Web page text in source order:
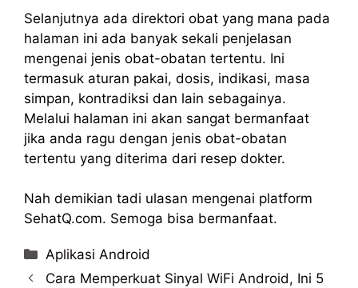
Selanjutnya ada direktori obat yang mana pada
halaman ini ada banyak sekali penjelasan
mengenai jenis obat-obatan tertentu. Ini
termasuk aturan pakai, dosis, indikasi, masa
simpan, kontradiksi dan lain sebagainya.
Melalui halaman ini akan sangat bermanfaat
jika anda ragu dengan jenis obat-obatan
tertentu yang diterima dari resep dokter.
Nah demikian tadi ulasan mengenai platform
SehatQ.com. Semoga bisa bermanfaat.
Categories
Aplikasi Android
Cara Memperkuat Sinyal WiFi Android, Ini 5